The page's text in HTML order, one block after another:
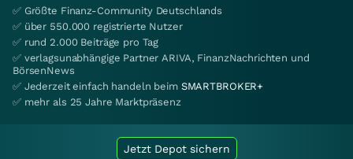
✅ Größte Finanz-Community Deutschlands
✅ über 550.000 registrierte Nutzer
✅ rund 2.000 Beiträge pro Tag
✅ verlagsunabhängige Partner ARIVA, FinanzNachrichten und
BörsenNews
✅ Jederzeit einfach handeln beim SMARTBROKER+
✅ mehr als 25 Jahre Marktpräsenz
Jetzt Depot sichern